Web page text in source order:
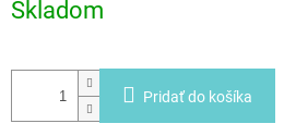
cena:
Skladom
Pridať do košíka